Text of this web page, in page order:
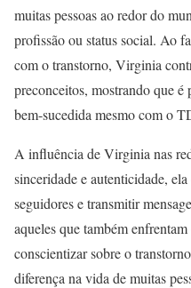
muitas pessoas ao redor do
profissão ou status social. Ao
com o transtorno, Virginia
preconceitos, mostrando que
bem-sucedida mesmo com o
A influência de Virginia nas
sinceridade e autenticidade,
seguidores e transmitir
aqueles que também
conscientizar sobre o
diferença na vida de muitas